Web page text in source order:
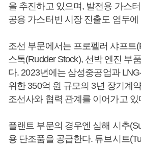
을 추진하고 있으며, 발전용 가스
공용 가스터빈 시장 진출도 염두에
조선 부문에서는 프로펠러 샤프트
스톡(Rudder Stock), 선박 엔진 부
다. 2023년에는 삼성중공업과
위한 350억 원 규모의 3년 장기계
조선사와 협력 관계를 이어가고 있
플랜트 부문의 경우엔 심해 시추
용 단조품을 공급한다. 튜브시트